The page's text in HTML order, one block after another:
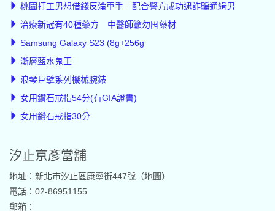
桃園打工男想借錢反淪車手 配合警方成功逮詐騙通緝男
治療新冠有40種藥方 中醫師籲勿囤藥材
Samsung Galaxy S23 (8g+256g
漸層藍水鬼王
浪琴巨擘系列機械腕錶
女用鑽石戒指54分(有GIA證書)
女用鑽石戒指30分
汐止京彥當舖
地址：新北市汐止區康寧街447號（地圖）
電話：02-86951155
郵箱：